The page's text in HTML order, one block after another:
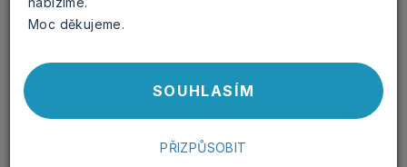
Moc děkujeme.
SOUHLASÍM
PŘIZPŮSOBIT
Růžové květy
cena při 100 kusech - 11 Kč /
kus
-